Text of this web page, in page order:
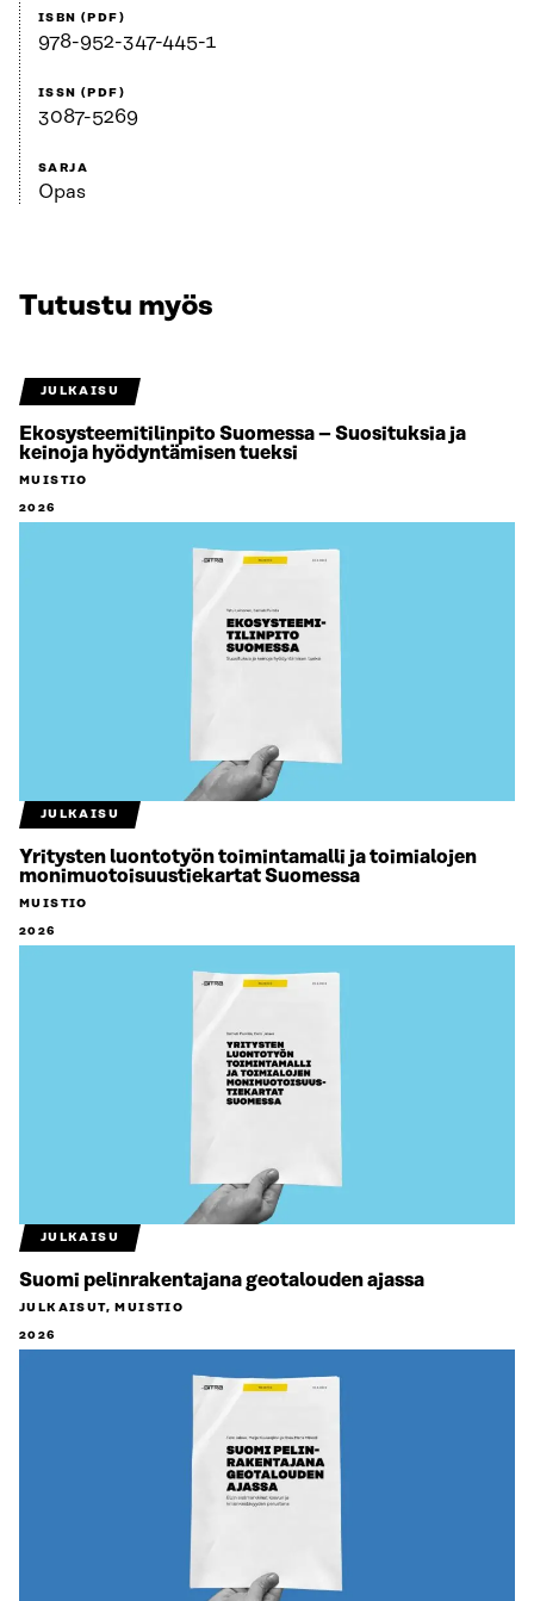
ISBN (PDF)
978-952-347-445-1
ISSN (PDF)
3087-5269
SARJA
Opas
Tutustu myös
JULKAISU
Ekosysteemitilinpito Suomessa – Suosituksia ja
keinoja hyödyntämisen tueksi
MUISTIO
2026
JULKAISU
Yritysten luontotyön toimintamalli ja toimialojen
monimuotoisuustiekartat Suomessa
MUISTIO
2026
JULKAISU
Suomi pelinrakentajana geotalouden ajassa
JULKAISUT, MUISTIO
2026